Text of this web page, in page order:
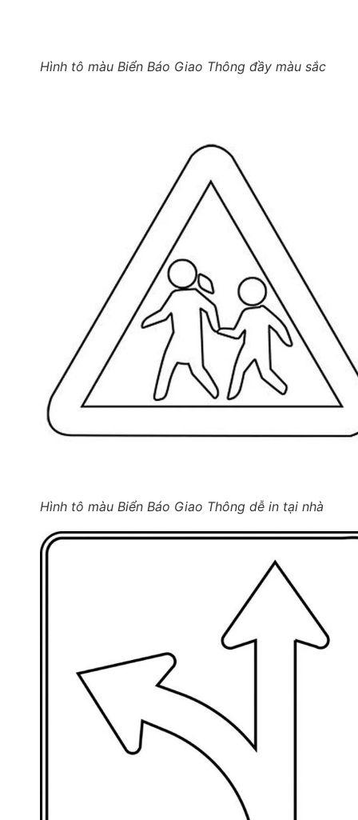
Hình tô màu Biển Báo Giao Thông đầy màu sắc
Hình tô màu Biển Báo Giao Thông dễ in tại nhà